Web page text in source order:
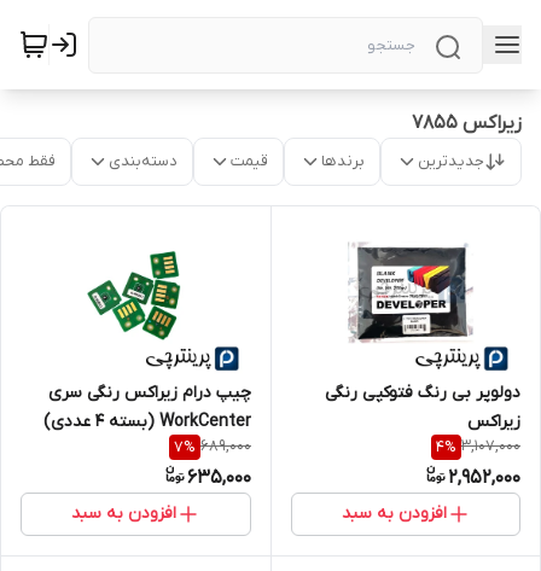
زیراکس 7855
جدیدترین برندها قیمت دسته‌بندی فقط
دولوپر بی رنگ فتوکپی رنگی
زیراکس
3,107,000
4%
2,952,000
افزودن به سبد
چیپ درام زیراکس رنگی سری
WorkCenter (بسته ۴ عددی)
689,000
7%
635,000
افزودن به سبد